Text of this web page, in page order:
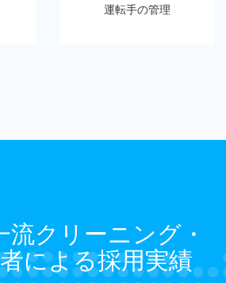
運転手の管理
クリーニング・
による採用実績